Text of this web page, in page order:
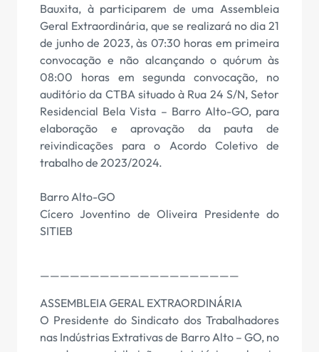
Bauxita, à participarem de uma Assembleia
Geral Extraordinária, que se realizará no dia 21
de junho de 2023, às 07:30 horas em primeira
convocação e não alcançando o quórum às
08:00 horas em segunda convocação, no
auditório da CTBA situado à Rua 24 S/N, Setor
Residencial Bela Vista – Barro Alto-GO, para
elaboração e aprovação da pauta de
reivindicações para o Acordo Coletivo de
trabalho de 2023/2024.
Barro Alto-GO
Cícero Joventino de Oliveira Presidente do
SITIEB
————————————————————
ASSEMBLEIA GERAL EXTRAORDINÁRIA
O Presidente do Sindicato dos Trabalhadores
nas Indústrias Extrativas de Barro Alto – GO, no